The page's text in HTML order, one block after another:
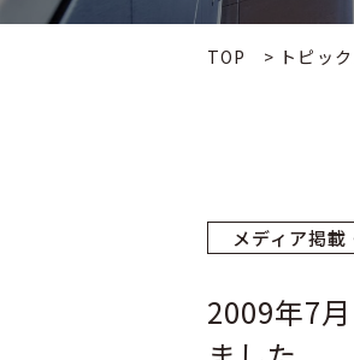
TOP > トピッ
メディア掲載
2009年7